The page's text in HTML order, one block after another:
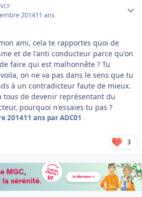
201411 ans
ami, cela te rapportes quoi de
et de l'anti conducteur parce qu'on
faire qui est malhonnête ? Tu
on ne va pas dans le sens que tu
à un contradicteur faute de mieux.
tous de devenir représentant du
pourquoi n'essaies tu pas ?
201411 ans par ADC01
3